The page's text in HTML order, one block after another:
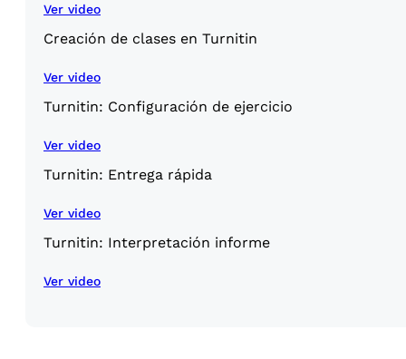
Ver video
Creación de clases en Turnitin
Ver video
Turnitin: Configuración de ejercicio
Ver video
Turnitin: Entrega rápida
Ver video
Turnitin: Interpretación informe
Ver video